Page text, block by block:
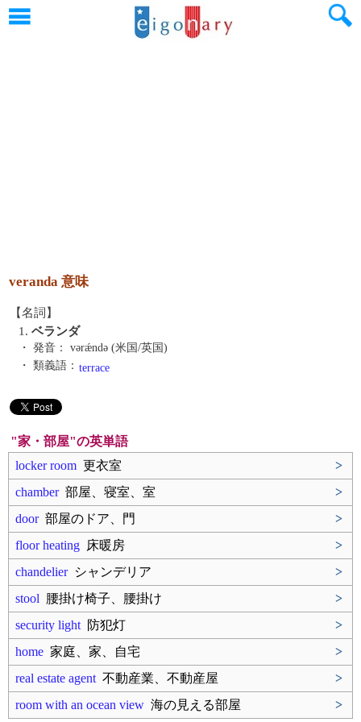
veranda 意味
【名詞】
1. ベランダ
・ 発音：
vərǽndə (米国/英国)
・ 類義語： terrace
"家・部屋"の英単語
locker room 更衣室
>
chamber部屋、寝室、室
>
door部屋のドア、門
>
floor heating 床暖房
>
chandelierシャンデリア
>
stool 腰掛け椅子、腰掛け
>
security light 防犯灯
>
home 家庭、家、自宅
>
real estate agent 不動産業、不動産屋
>
room with an ocean view 海の見える部屋 >